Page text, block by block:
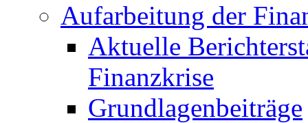
Aufarbeitung der
Aktuelle
Finanzkrise
Grundlagenbeiträge